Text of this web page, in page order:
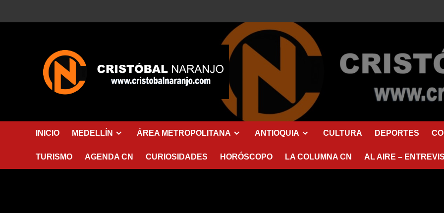
INICIO MEDELLÍN ÁREA METROPOLITANA ANTIOQUIA CULTURA DEPORTES
TURISMO AGENDA CN CURIOSIDADES HORÓSCOPO LA COLUMNA CN AL AIRE –